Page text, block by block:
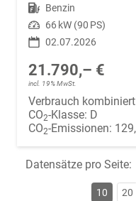
Kraftstoff Benzin
Leistung 66 kW (90 PS)
02.07.2026
21.790,– €
incl. 19% MwSt.
Verbrauch
CO2-Klasse: D
CO2-Emissionen:
Datensätze pro Seite:
10 20